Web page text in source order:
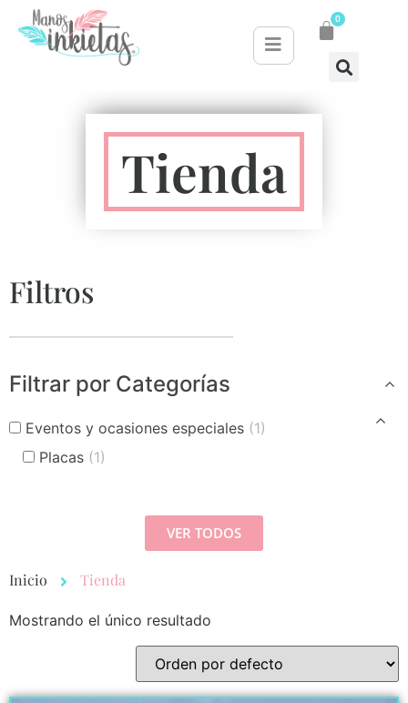
0
Tienda
Inicio Tienda
Mostrando el único resultado
Filtros
Filtrar por Categorías
Eventos y ocasiones especiales (1)
Placas (1)
VER TODOS